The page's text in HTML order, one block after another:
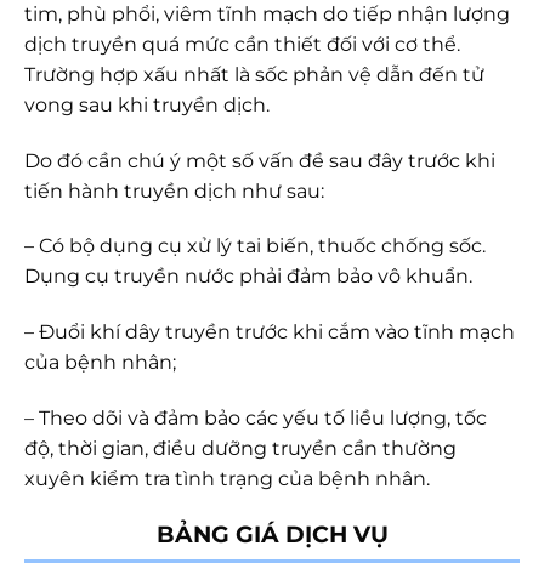
tim, phù phổi, viêm tĩnh mạch do tiếp nhận lượng
dịch truyền quá mức cần thiết đối với cơ thể.
Trường hợp xấu nhất là sốc phản vệ dẫn đến tử
vong sau khi truyền dịch.
Do đó cần chú ý một số vấn đề sau đây trước khi
tiến hành truyền dịch như sau:
– Có bộ dụng cụ xử lý tai biến, thuốc chống sốc.
Dụng cụ truyền nước phải đảm bảo vô khuẩn.
– Đuổi khí dây truyền trước khi cắm vào tĩnh mạch
của bệnh nhân;
– Theo dõi và đảm bảo các yếu tố liều lượng, tốc
độ, thời gian, điều dưỡng truyền cần thường
xuyên kiểm tra tình trạng của bệnh nhân.
BẢNG GIÁ DỊCH VỤ